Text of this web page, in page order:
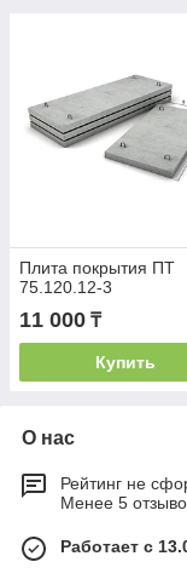
Плита покрытия ПТ
75.120.12-3
11 000 ₸
Купить
О нас
Рейтинг не
Менее 5
Работает с